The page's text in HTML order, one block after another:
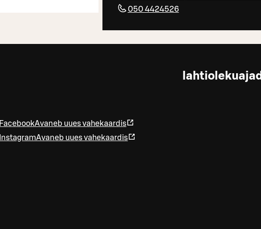
050 4424526
FacebookAvaneb uues vahekaardis
InstagramAvaneb uues vahekaardis
lahtiolekuajad